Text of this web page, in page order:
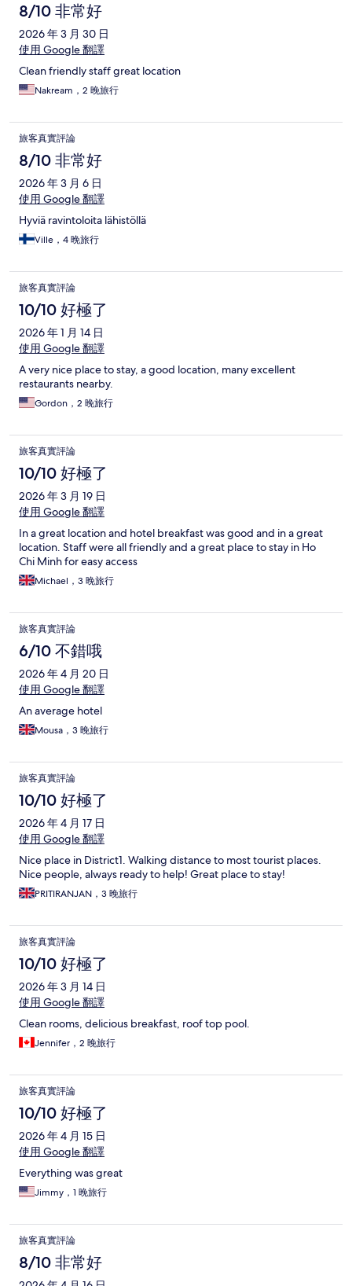
8/10 非常好
2026 年 3 月 30 日
使用 Google 翻譯
Clean friendly staff great location
Nakream，2 晚旅行
旅客真實評論
8/10 非常好
2026 年 3 月 6 日
使用 Google 翻譯
Hyviä ravintoloita lähistöllä
Ville，4 晚旅行
旅客真實評論
10/10 好極了
2026 年 1 月 14 日
使用 Google 翻譯
A very nice place to stay, a good location, many excellent
restaurants nearby.
Gordon，2 晚旅行
旅客真實評論
10/10 好極了
2026 年 3 月 19 日
使用 Google 翻譯
In a great location and hotel breakfast was good and in a great
location. Staff were all friendly and a great place to stay in Ho
Chi Minh for easy access
Michael，3 晚旅行
旅客真實評論
6/10 不錯哦
2026 年 4 月 20 日
使用 Google 翻譯
An average hotel
Mousa，3 晚旅行
旅客真實評論
10/10 好極了
2026 年 4 月 17 日
使用 Google 翻譯
Nice place in District1. Walking distance to most tourist places.
Nice people, always ready to help! Great place to stay!
PRITIRANJAN，3 晚旅行
旅客真實評論
10/10 好極了
2026 年 3 月 14 日
使用 Google 翻譯
Clean rooms, delicious breakfast, roof top pool.
Jennifer，2 晚旅行
旅客真實評論
10/10 好極了
2026 年 4 月 15 日
使用 Google 翻譯
Everything was great
Jimmy，1 晚旅行
旅客真實評論
8/10 非常好